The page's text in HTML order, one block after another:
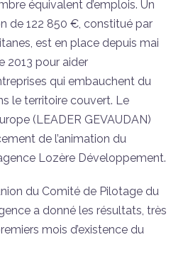
équivalent d’emplois. Un
de 122 850 €, constitué par
est en place depuis mai
2013 pour aider
qui embauchent du
le territoire couvert. Le
(LEADER GEVAUDAN)
de l’animation du
Lozère Développement.
du Comité de Pilotage du
a donné les résultats, très
mois d’existence du